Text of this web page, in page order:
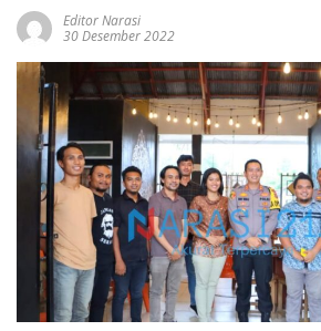
Editor Narasi
30 Desember 2022